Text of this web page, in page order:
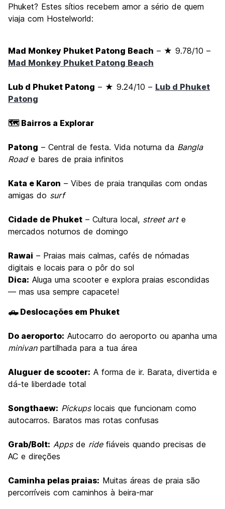
Phuket? Estes sítios recebem amor a sério de quem
viaja com Hostelworld:
Mad Monkey Phuket Patong Beach – ★ 9.78/10 –
Mad Monkey Phuket Patong Beach
Lub d Phuket Patong – ★ 9.24/10 – Lub d Phuket
Patong
🗺️ Bairros a Explorar
Patong – Central de festa. Vida noturna da Bangla
Roade bares de praia infinitos
Kata e Karon – Vibes de praia tranquilas com ondas
amigas do surf
Cidade de Phuket – Cultura local, street arte
mercados noturnos de domingo
Rawai – Praias mais calmas, cafés de nómadas
digitais e locais para o pôr do sol
Dica: Aluga uma scooter e explora praias escondidas
— mas usa sempre capacete!
🛻 Deslocações em Phuket
Do aeroporto: Autocarro do aeroporto ou apanha uma
minivanpartilhada para a tua área
Aluguer de scooter: A forma de ir. Barata, divertida e
dá-te liberdade total
Songthaew: Pickupslocais que funcionam como
autocarros. Baratos mas rotas confusas
Grab/Bolt: Appsde ridefiáveis quando precisas de
AC e direções
Caminha pelas praias: Muitas áreas de praia são
percorríveis com caminhos à beira-mar